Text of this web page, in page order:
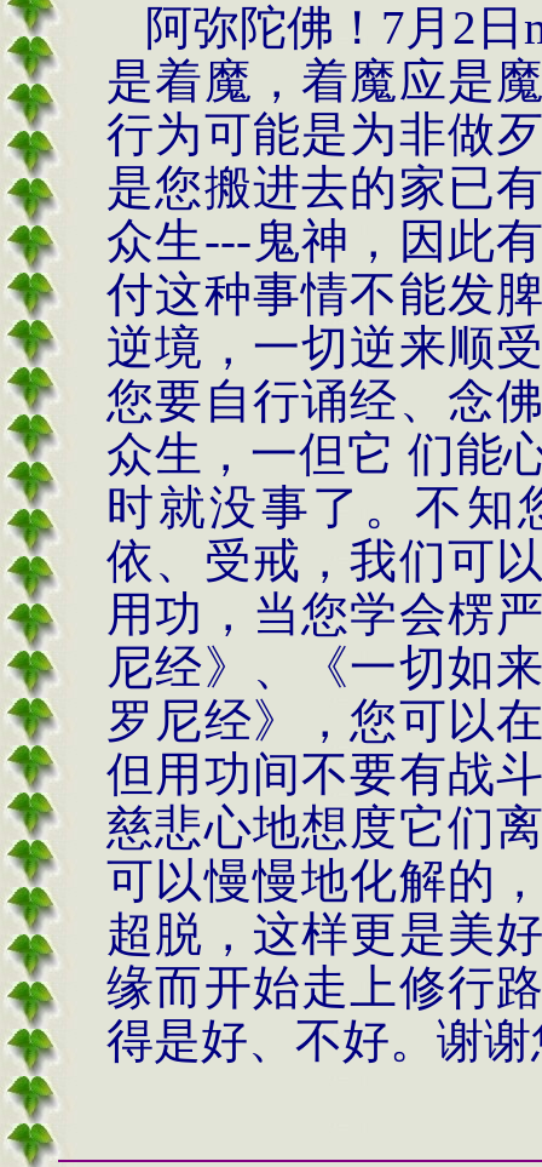
阿弥陀佛！ 7月 2 日
是着魔，着魔应是
行为可能是为非做
是您搬进去的家已
众生---鬼神，因此
付这种事情不能发
逆境，一切逆来顺
您要自行诵经、念
众生，一但它 们能
时就没事了。不知
依、受戒，我们可
用功，当您学会楞
尼经》、《一切如
罗尼经》，您可以
但用功间不要有战
慈悲心地想度它们
可以慢慢地化解的
超脱，这样更是美
缘而开始走上修行
得是好、不好。谢